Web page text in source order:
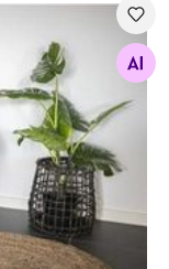
Otsi sarnaseid